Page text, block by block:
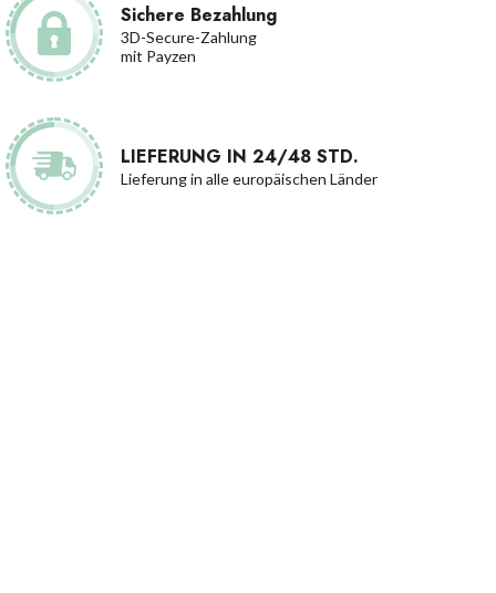
Sichere Bezahlung
3D-Secure-Zahlung
mit Payzen
LIEFERUNG IN 24/48 STD.
Lieferung in alle europäischen Länder